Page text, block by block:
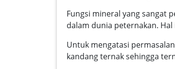
Fungsi mineral yang sangat
dalam dunia peternakan.
Untuk mengatasi
kandang ternak sehingga